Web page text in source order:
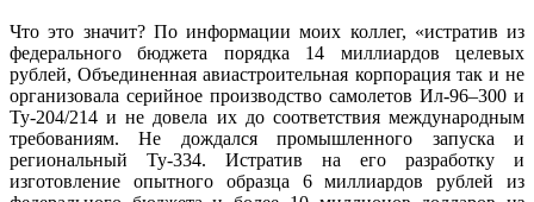
Что это значит? По информации моих коллег, «истратив из
федерального бюджета порядка 14 миллиардов целевых
рублей, Объединенная авиастроительная корпорация так и не
организовала серийное производство самолетов Ил-96–300 и
Ту-204/214 и не довела их до соответствия международным
требованиям. Не дождался промышленного запуска и
региональный Ту-334. Истратив на его разработку и
изготовление опытного образца 6 миллиардов рублей из